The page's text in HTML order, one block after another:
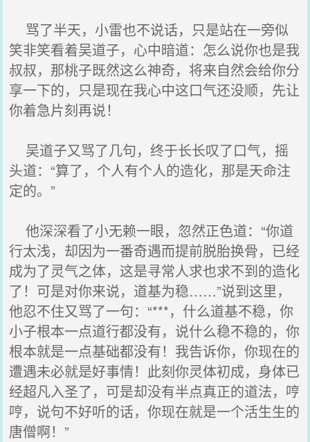
骂了半天，小雷也不说话，只是站在一旁似
笑非笑看着吴道子，心中暗道：怎么说你也是我
叔叔，那桃子既然这么神奇，将来自然会给你分
享一下的，只是现在我心中这口气还没顺，先让
你着急片刻再说！
吴道子又骂了几句，终于长长叹了口气，摇
头道：“算了，个人有个人的造化，那是天命注
定的。”
他深深看了小无赖一眼，忽然正色道：“你道
行太浅，却因为一番奇遇而提前脱胎换骨，已经
成为了灵气之体，这是寻常人求也求不到的造化
了！可是对你来说，道基为稳……”说到这里，
他忍不住又骂了一句：“***，什么道基不稳，你
小子根本一点道行都没有，说什么稳不稳的，你
根本就是一点基础都没有！我告诉你，你现在的
遭遇未必就是好事情！此刻你灵体初成，身体已
经超凡入圣了，可是却没有半点真正的道法，哼
哼，说句不好听的话，你现在就是一个活生生的
唐僧啊！”